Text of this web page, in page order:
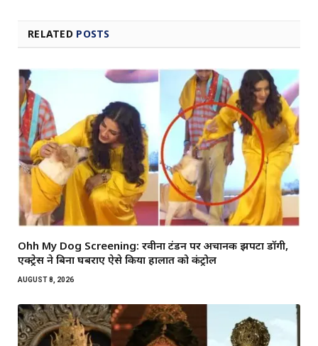
RELATED POSTS
Ohh My Dog Screening: रवीना टंडन पर अचानक झपटा डॉगी,
एक्ट्रेस ने बिना घबराए ऐसे किया हालात को कंट्रोल
AUGUST 8, 2026